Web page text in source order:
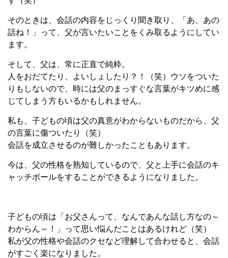
そのときは、会話の内容をじっくり聞き取り、「あ、あの
話ね！」って、父が言いたいことをくみ取るようにしてい
ます。
そして、父は、常に正直で純粋。
人をおだてたり、よいしょしたり？！（笑）ウソをついた
りもしないので、時には父のまっすぐな言葉がキツめに感
じてしまう方もいるかもしれません。
私も、子どもの頃は父の真意がわからないものだから、父
の言葉に傷ついたり（笑）
会話を成立させるのが難しかったこともあります。
今は、父の性格を熟知しているので、父と上手に会話のキ
ャッチボールをすることができるようになりました。
子どもの頃は「お父さんって、なんであんな話し方なの～
わからん～！」って思い悩んだことはあるけれど（笑）
私が父の性格や会話のクセなど理解して合わせると、会話
がすごく楽になりました。